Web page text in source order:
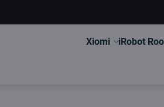
Xiomi iRobot